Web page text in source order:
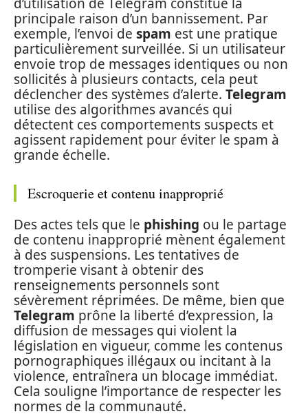
principale raison d’un bannissement. Par
exemple, l’envoi de spam est une pratique
particulièrement surveillée. Si un utilisateur
envoie trop de messages identiques ou non
sollicités à plusieurs contacts, cela peut
déclencher des systèmes d’alerte. Telegram
utilise des algorithmes avancés qui
détectent ces comportements suspects et
agissent rapidement pour éviter le spam à
grande échelle.
Escroquerie et contenu inapproprié
Des actes tels que le phishing ou le partage
de contenu inapproprié mènent également
à des suspensions. Les tentatives de
tromperie visant à obtenir des
renseignements personnels sont
sévèrement réprimées. De même, bien que
Telegram prône la liberté d’expression, la
diffusion de messages qui violent la
législation en vigueur, comme les contenus
pornographiques illégaux ou incitant à la
violence, entraînera un blocage immédiat.
Cela souligne l’importance de respecter les
normes de la communauté.